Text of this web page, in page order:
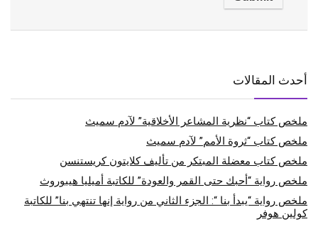
أحدث المقالات
ملخص كتاب “نظرية المشاعر الأخلاقية” لآدم سميث
ملخص كتاب “ثروة الأمم” لآدم سميث
ملخص كتاب معضلة المبتكر من تأليف كلايتون كريستنسن
ملخص رواية “أحبك حتى القمر والعودة” للكاتبة أميليا هيبوروث
ملخص رواية “يبدأ بنا “: الجزء الثاني من رواية إنها تنتهي بنا” للكاتبة
كولين هوفر